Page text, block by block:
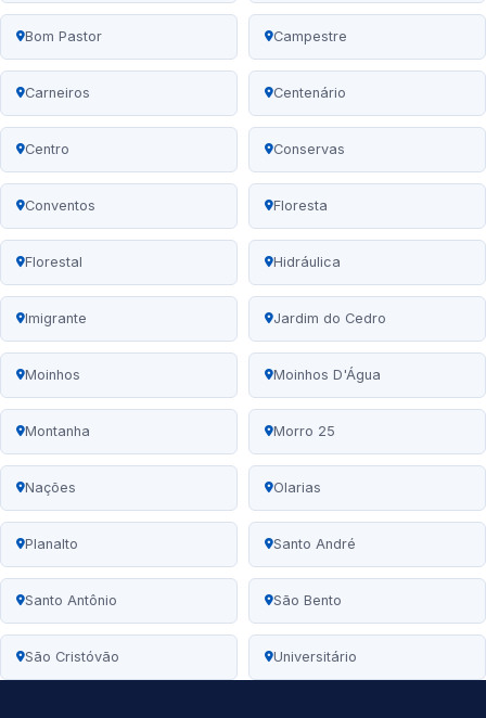
Bom Pastor Campestre
Carneiros Centenário
Centro Conservas
Conventos Floresta
Florestal Hidráulica
Imigrante Jardim do Cedro
Moinhos Moinhos D'Água
Montanha Morro 25
Nações Olarias
Planalto Santo André
Santo Antônio São Bento
São Cristóvão Universitário